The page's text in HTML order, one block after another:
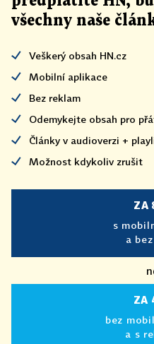
všechny naše
Veškerý obsah HN.cz
Mobilní aplikace
Bez reklam
Odemykejte obsah pro
Články v audioverzi +
Možnost kdykoliv zrušit
ZA
s
a
ZA
bez
a s